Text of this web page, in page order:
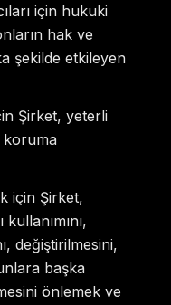
için hukuki
hak ve
şekilde etkileyen
Şirket, yeterli
koruma
için Şirket,
değiştirilmesini,
başka
önlemek ve